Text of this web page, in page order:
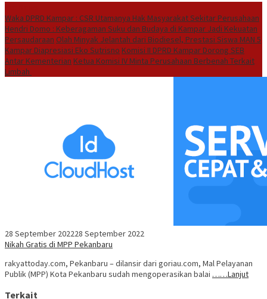
Waka DPRD Kampar : CSR Utamanya Hak Masyarakat Sekitar Perusahaan
Hendri Domo : Keberagaman Suku dan Budaya di Kampar Jadi Kekuatan
Persaudaraan Olah Minyak Jelantah dari Biodiesel, Prestasi Siswa MAN 5
Kampar Diapresiasi Eko Sutrisno Komisi II DPRD Kampar Dorong SEB
Antar Kementerian Ketua Komisi IV Minta Perusahaan Berbenah Terkait
Limbah
28 September 202228 September 2022
Nikah Gratis di MPP Pekanbaru
rakyattoday.com, Pekanbaru – dilansir dari goriau.com, Mal Pelayanan
Publik (MPP) Kota Pekanbaru sudah mengoperasikan balai ……Lanjut
Terkait